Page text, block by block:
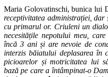
Maria Golovatinschi, bunica lui
receptivitatea administrației,
cu primarul or. Criuleni un
necesitățile nepotului meu,
încă 3 ani și are nevoie de
interzis băiatului deplasarea în
picioarelor și motricitatea lui
bază pe care a întâmpinat-o